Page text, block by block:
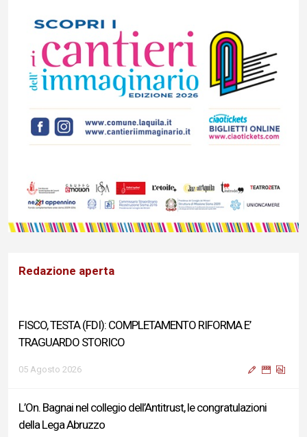
Redazione aperta
FISCO, TESTA (FDI): COMPLETAMENTO RIFORMA E’
TRAGUARDO STORICO
05 Agosto 2026
L’On. Bagnai nel collegio dell’Antitrust, le congratulazioni
della Lega Abruzzo